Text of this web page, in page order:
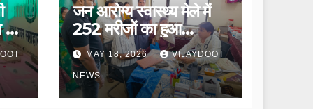
की
जन आरोग्य स्वास्थ्य मेले में
252 मरीजों का हुआ
उपचार।
MAY 18, 2026 VIJAYDOOT
NEWS